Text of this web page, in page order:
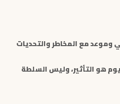
وموعد مع المخاطر والتحديات
هو التأثير، وليس السلطة